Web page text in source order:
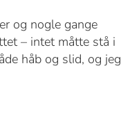
og nogle gange
– intet måtte stå i
håb og slid, og jeg